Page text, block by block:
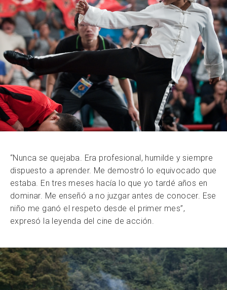
“Nunca se quejaba. Era profesional, humilde y siempre
dispuesto a aprender. Me demostró lo equivocado que
estaba. En tres meses hacía lo que yo tardé años en
dominar. Me enseñó a no juzgar antes de conocer. Ese
niño me ganó el respeto desde el primer mes”,
expresó la leyenda del cine de acción.